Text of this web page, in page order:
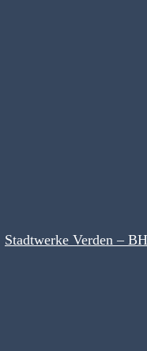
Stadtwerke Verden –